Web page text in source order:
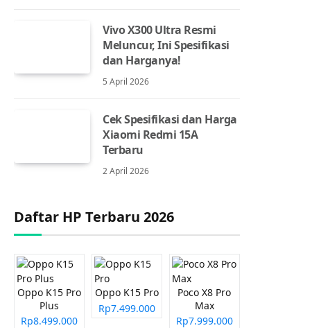
Vivo X300 Ultra Resmi
Meluncur, Ini Spesifikasi
dan Harganya!
5 April 2026
Cek Spesifikasi dan Harga
Xiaomi Redmi 15A
Terbaru
2 April 2026
Daftar HP Terbaru 2026
Oppo K15 Pro
Plus
Rp8.499.000
Oppo K15 Pro
Rp7.499.000
Poco X8 Pro
Max
Rp7.999.000